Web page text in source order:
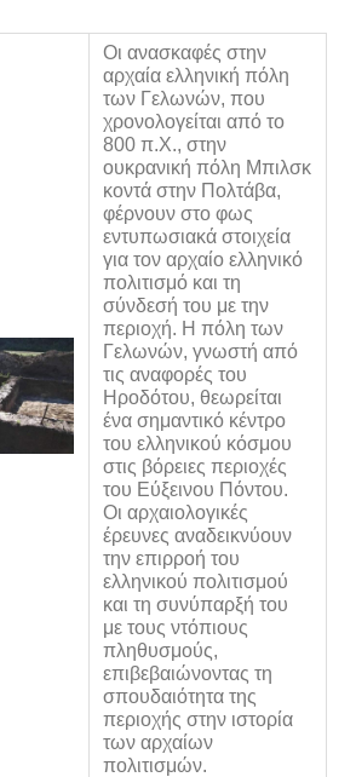
Οι ανασκαφές στην
αρχαία ελληνική πόλη
των Γελωνών, που
χρονολογείται από το
800 π.Χ., στην
ουκρανική πόλη Μπιλσκ
κοντά στην Πολτάβα,
φέρνουν στο φως
εντυπωσιακά στοιχεία
για τον αρχαίο ελληνικό
πολιτισμό και τη
σύνδεσή του με την
περιοχή. Η πόλη των
Γελωνών, γνωστή από
τις αναφορές του
Ηροδότου, θεωρείται
ένα σημαντικό κέντρο
του ελληνικού κόσμου
στις βόρειες περιοχές
του Εύξεινου Πόντου.
Οι αρχαιολογικές
έρευνες αναδεικνύουν
την επιρροή του
ελληνικού πολιτισμού
και τη συνύπαρξή του
με τους ντόπιους
πληθυσμούς,
επιβεβαιώνοντας τη
σπουδαιότητα της
περιοχής στην ιστορία
των αρχαίων
πολιτισμών.